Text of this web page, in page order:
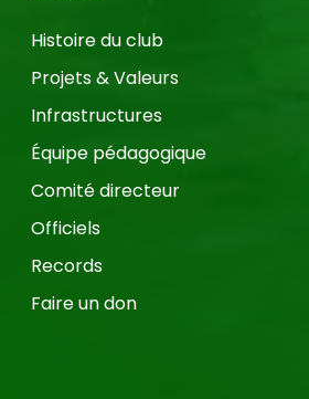
Histoire du club
Projets & Valeurs
Infrastructures
Équipe pédagogique
Comité directeur
Officiels
Records
Faire un don